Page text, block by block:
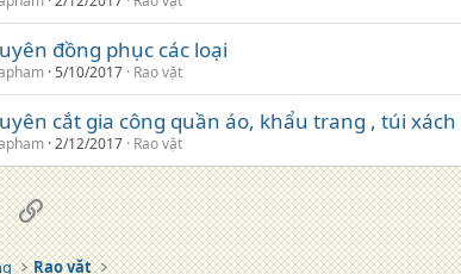
đồng phục các loại
5/10/2017 Rao vặt
cắt gia công quần áo, khẩu trang , túi xách
2/12/2017 Rao vặt
Liên kết
Rao vặt